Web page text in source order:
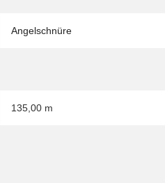
Angelschnüre
135,00 m